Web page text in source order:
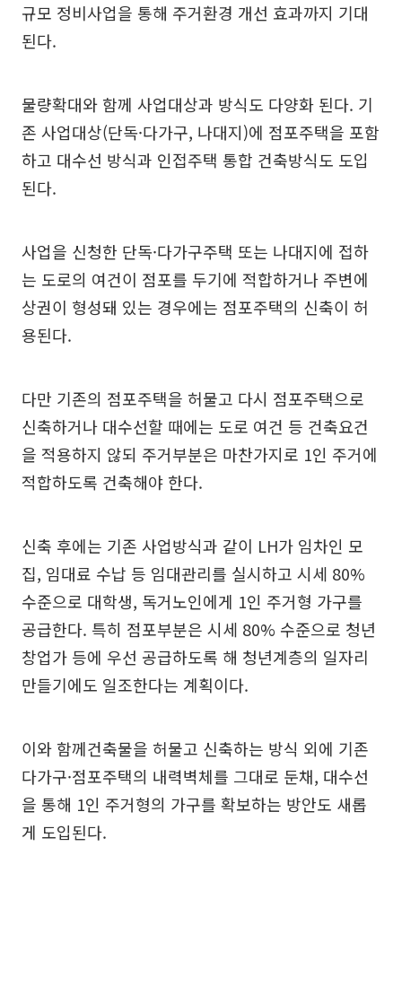
규모 정비사업을 통해 주거환경 개선 효과까지 기대
된다.
물량확대와 함께 사업대상과 방식도 다양화 된다. 기
존 사업대상(단독·다가구, 나대지)에 점포주택을 포함
하고 대수선 방식과 인접주택 통합 건축방식도 도입
된다.
사업을 신청한 단독·다가구주택 또는 나대지에 접하
는 도로의 여건이 점포를 두기에 적합하거나 주변에
상권이 형성돼 있는 경우에는 점포주택의 신축이 허
용된다.
다만 기존의 점포주택을 허물고 다시 점포주택으로
신축하거나 대수선할 때에는 도로 여건 등 건축요건
을 적용하지 않되 주거부분은 마찬가지로 1인 주거에
적합하도록 건축해야 한다.
신축 후에는 기존 사업방식과 같이 LH가 임차인 모
집, 임대료 수납 등 임대관리를 실시하고 시세 80%
수준으로 대학생, 독거노인에게 1인 주거형 가구를
공급한다. 특히 점포부분은 시세 80% 수준으로 청년
창업가 등에 우선 공급하도록 해 청년계층의 일자리
만들기에도 일조한다는 계획이다.
이와 함께건축물을 허물고 신축하는 방식 외에 기존
다가구·점포주택의 내력벽체를 그대로 둔채, 대수선
을 통해 1인 주거형의 가구를 확보하는 방안도 새롭
게 도입된다.